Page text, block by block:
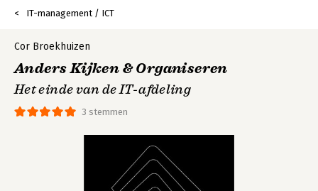
IT-management / ICT
3 stemmen
Cor Broekhuizen
Anders Kijken & Organiseren
Het einde van de IT-afdeling